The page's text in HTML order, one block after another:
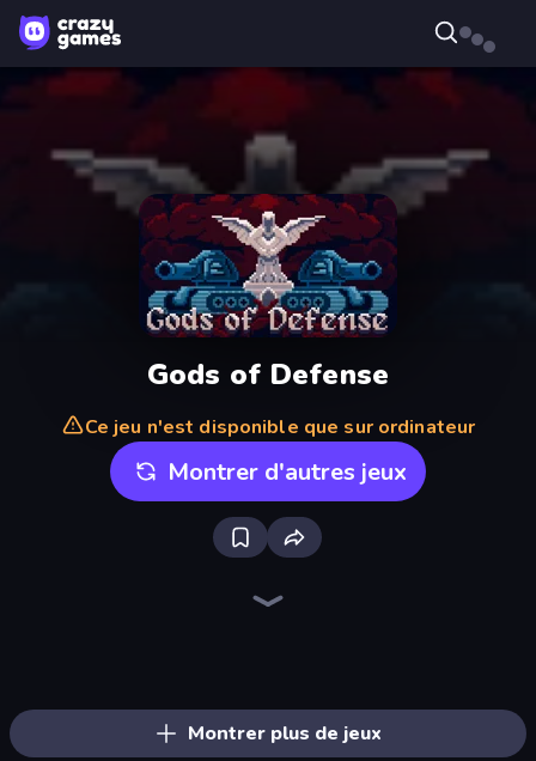
Gods of Defense
Ce jeu n'est disponible que sur ordinateur
Montrer d'autres jeux
Montrer plus de jeux